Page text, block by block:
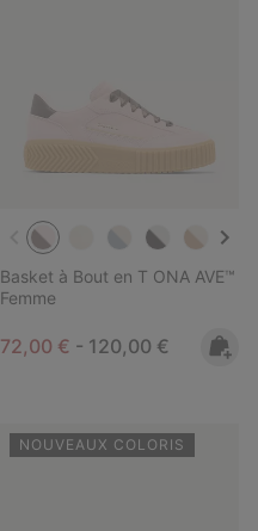
Basket à Bout en T ONA AVE™
Femme
Minimum sale price:
72,00 € - Maximum price:
120,00 €
NOUVEAUX COLORIS